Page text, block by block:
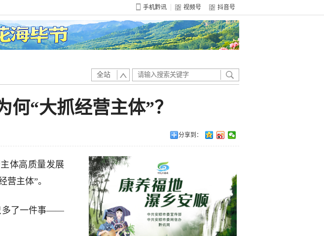
手机黔讯 视频号 抖音号
全站
“大抓经营主体”？
分享到：
体高质量发展
主体”。
多了一件事——